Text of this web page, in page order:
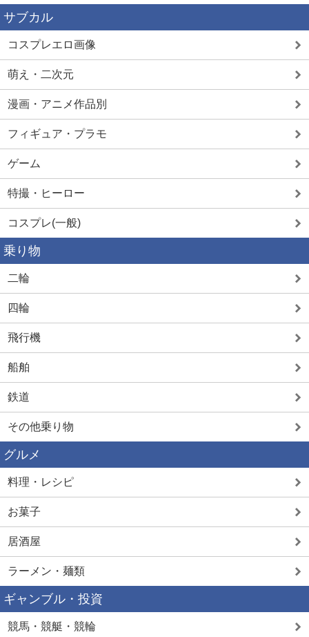
サブカル
コスプレエロ画像
萌え・二次元
漫画・アニメ作品別
フィギュア・プラモ
ゲーム
特撮・ヒーロー
コスプレ(一般)
乗り物
二輪
四輪
飛行機
船舶
鉄道
その他乗り物
グルメ
料理・レシピ
お菓子
居酒屋
ラーメン・麺類
ギャンブル・投資
競馬・競艇・競輪